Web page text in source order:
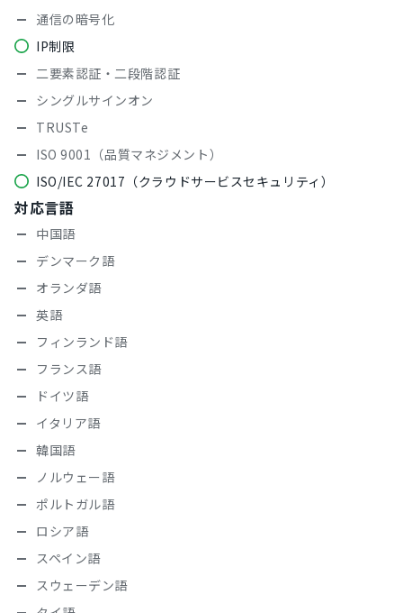
通信の暗号化
IP制限
二要素認証・二段階認証
シングルサインオン
TRUSTe
ISO 9001（品質マネジメント）
ISO/IEC 27017（クラウドサービスセキュリティ）
対応言語
中国語
デンマーク語
オランダ語
英語
フィンランド語
フランス語
ドイツ語
イタリア語
韓国語
ノルウェー語
ポルトガル語
ロシア語
スペイン語
スウェーデン語